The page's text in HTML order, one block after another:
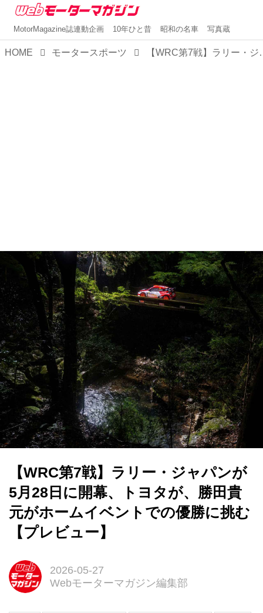
MotorMagazine誌連動企画 10年ひと昔 昭和の名車 写真蔵
HOME モータースポーツ 【WRC第7戦】ラリー・
【WRC第7戦】ラリー・ジャパンが
5月28日に開幕、トヨタが、勝田貴
元がホームイベントでの優勝に挑む
【プレビュー】
2026-05-27
Webモーターマガジン編集部